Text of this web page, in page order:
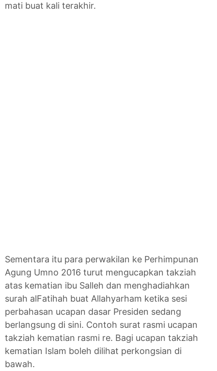
mati buat kali terakhir.
Sementara itu para perwakilan ke Perhimpunan
Agung Umno 2016 turut mengucapkan takziah
atas kematian ibu Salleh dan menghadiahkan
surah alFatihah buat Allahyarham ketika sesi
perbahasan ucapan dasar Presiden sedang
berlangsung di sini. Contoh surat rasmi ucapan
takziah kematian rasmi re. Bagi ucapan takziah
kematian Islam boleh dilihat perkongsian di
bawah.